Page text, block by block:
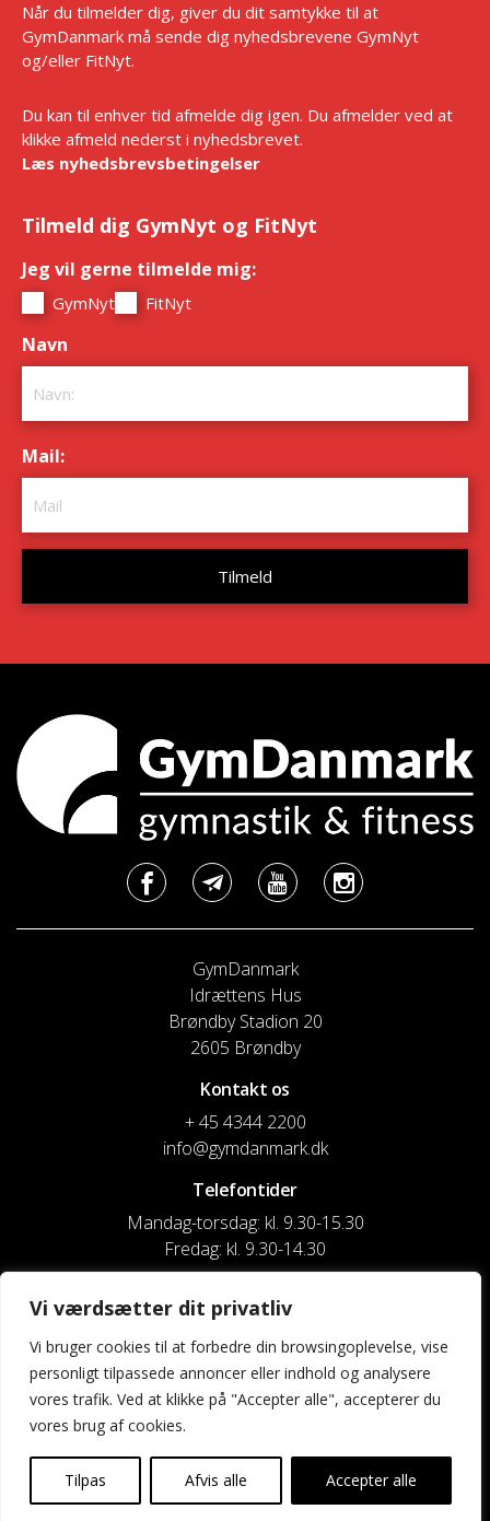
Vi værdsætter dit privatliv
Vi bruger cookies til at forbedre din browsingoplevelse, vise
personligt tilpassede annoncer eller indhold og analysere
vores trafik. Ved at klikke på "Accepter alle", accepterer du
vores brug af cookies.
Tilpas Afvis alle Accepter alle
Når du tilmelder dig, giver du dit samtykke til at
GymDanmark må sende dig nyhedsbrevene GymNyt
og/eller FitNyt.
Du kan til enhver tid afmelde dig igen. Du afmelder ved at
klikke afmeld nederst i nyhedsbrevet.
Læs nyhedsbrevsbetingelser
Tilmeld dig GymNyt og FitNyt
Jeg vil gerne tilmelde mig:
GymNyt FitNyt
Navn
Mail:
GymDanmark
Idrættens Hus
Brøndby Stadion 20
2605 Brøndby
Kontakt os
+ 45 4344 2200
info@gymdanmark.dk
Telefontider
Mandag-torsdag: kl. 9.30-15.30
Fredag: kl. 9.30-14.30
CVR nr. 20916818
Reg. & Kontonr.: 4180 3119119022
Privatlivspolitik og cookies
Kontakt os
Kalender